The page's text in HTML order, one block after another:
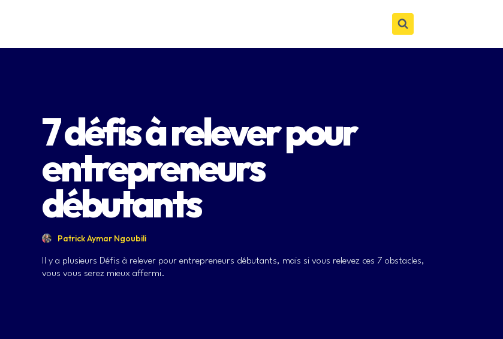
7 défis à relever pour
entrepreneurs
débutants
Patrick Aymar Ngoubili
Il y a plusieurs Défis à relever pour entrepreneurs débutants, mais si vous relevez ces 7 obstacles,
vous vous serez mieux affermi.